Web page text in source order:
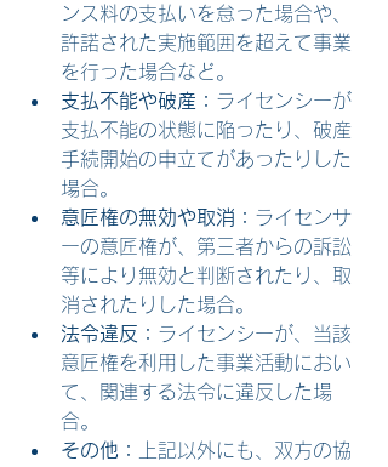
ンス料の支払いを怠った場合や、
許諾された実施範囲を超えて事業
を行った場合など。
支払不能や破産： ライセンシーが
支払不能の状態に陥ったり、破産
手続開始の申立てがあったりした
場合。
意匠権の無効や取消： ライセンサ
ーの意匠権が、第三者からの訴訟
等により無効と判断されたり、取
消されたりした場合。
法令違反： ライセンシーが、当該
意匠権を利用した事業活動におい
て、関連する法令に違反した場
合。
その他：
上記以外にも、双方の協